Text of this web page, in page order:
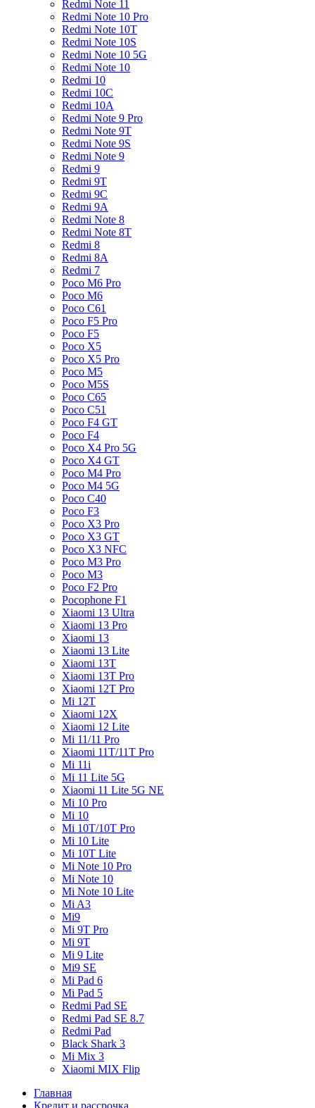
Redmi Note 11
Redmi Note 10 Pro
Redmi Note 10T
Redmi Note 10S
Redmi Note 10 5G
Redmi Note 10
Redmi 10
Redmi 10C
Redmi 10A
Redmi Note 9 Pro
Redmi Note 9T
Redmi Note 9S
Redmi Note 9
Redmi 9
Redmi 9T
Redmi 9C
Redmi 9A
Redmi Note 8
Redmi Note 8T
Redmi 8
Redmi 8A
Redmi 7
Poco M6 Pro
Poco M6
Poco C61
Poco F5 Pro
Poco F5
Poco X5
Poco X5 Pro
Poco M5
Poco M5S
Poco C65
Poco C51
Poco F4 GT
Poco F4
Poco X4 Pro 5G
Poco X4 GT
Poco M4 Pro
Poco M4 5G
Poco C40
Poco F3
Poco X3 Pro
Poco X3 GT
Poco X3 NFC
Poco M3 Pro
Poco M3
Poco F2 Pro
Pocophone F1
Xiaomi 13 Ultra
Xiaomi 13 Pro
Xiaomi 13
Xiaomi 13 Lite
Xiaomi 13T
Xiaomi 13T Pro
Xiaomi 12T Pro
Mi 12T
Xiaomi 12X
Xiaomi 12 Lite
Mi 11/11 Pro
Xiaomi 11T/11T Pro
Mi 11i
Mi 11 Lite 5G
Xiaomi 11 Lite 5G NE
Mi 10 Pro
Mi 10
Mi 10T/10T Pro
Mi 10 Lite
Mi 10T Lite
Mi Note 10 Pro
Mi Note 10
Mi Note 10 Lite
Mi A3
Mi9
Mi 9T Pro
Mi 9T
Mi 9 Lite
Mi9 SE
Mi Pad 6
Mi Pad 5
Redmi Pad SE
Redmi Pad SE 8.7
Redmi Pad
Black Shark 3
Mi Mix 3
Xiaomi MIX Flip
Главная
Кредит и рассрочка